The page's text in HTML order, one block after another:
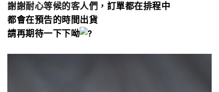
謝謝耐心等候的客人們， 訂單都在排程中
都會在預告的時間出貨
請再期待一下下呦